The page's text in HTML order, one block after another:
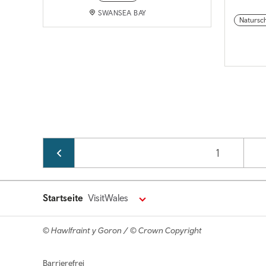
SWANSEA BAY
Pagination Page
1
Startseite VisitWales
© Hawlfraint y Goron / © Crown Copyright
Footer navigation
Barrierefrei